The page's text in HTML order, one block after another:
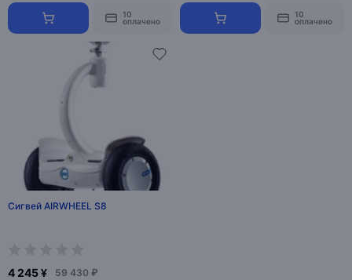
10
оплачено
10
оплачено
Сигвей AIRWHEEL S8
4 245 ¥ 59 430 ₽